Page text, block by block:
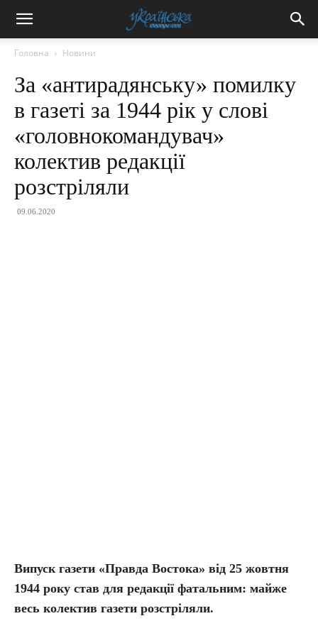
Головна Новини
За «антирадянську» помилку
в газеті за 1944 рік у слові
«головнокомандувач»
колектив редакції
розстріляли
09.06.2020
Випуск газети «Правда Востока» від 25 жовтня
1944 року став для редакції фатальним: майже
весь колектив газети розстріляли.